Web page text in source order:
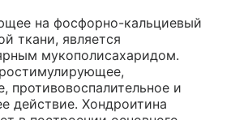
на фосфорно-кальциевый
ткани, является
мукополисахаридом.
противовоспалительное и
действие. Хондроитина